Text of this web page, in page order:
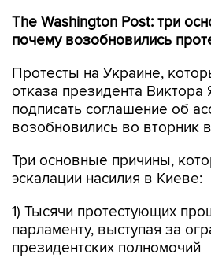
The Washington Post: три
почему возобновились
Протесты на Украине,
отказа президента Виктора
подписать соглашение об
возобновились во вторник
Три основные причины,
эскалации насилия в Киеве:
1) Тысячи протестующих
парламенту, выступая за
президентских полномочий